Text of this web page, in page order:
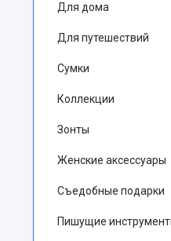
Для дома
Для путешествий
Сумки
Коллекции
Зонты
Женские аксессуары
Съедобные подарки
Пишущие